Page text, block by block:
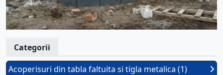
Categorii
Acoperisuri din tabla faltuita si tigla metalica (1)